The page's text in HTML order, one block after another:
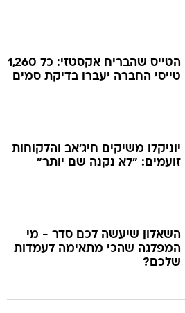
הטייס שהבריח אקסטזי: כל 1,260
טייסי החברה יעברו בדיקת סמים
יוניקלו משיקים חיג'אב והלקוחות
זועמים: "לא נקנה שם יותר"
השאלון שיעשה לכם סדר - מי
המפלגה שהכי מתאימה לעמדות
שלכם?